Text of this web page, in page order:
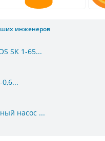
инженеров
SK 1-65...
0,6...
насос ...